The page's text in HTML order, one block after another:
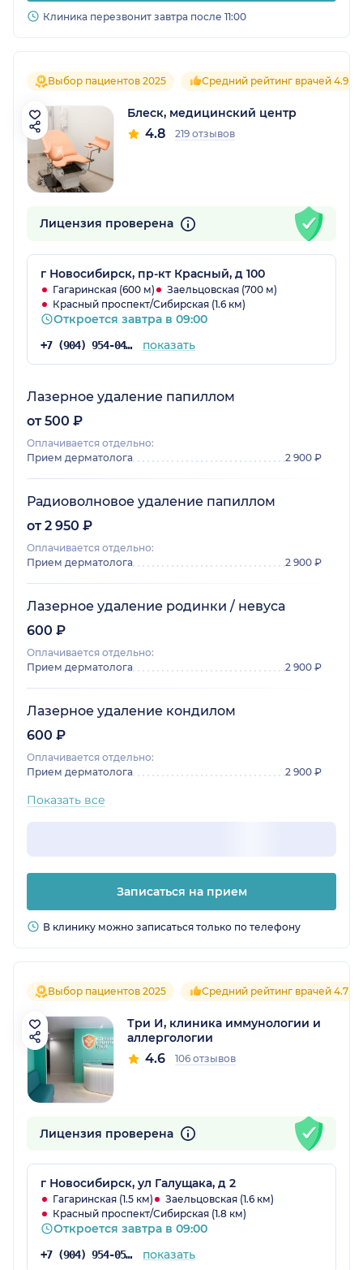
Клиника перезвонит завтра после 11:00
Выбор пациентов 2025 Средний рейтинг врачей 4.9
Блеск, медицинский центр
4.8 219 отзывов
Лицензия проверена
г Новосибирск, пр-кт Красный, д 100
Гагаринская (600 м)
Заельцовская (700 м)
Красный проспект/Сибирская (1.6 км)
Откроется завтра в 09:00
+7 (904) 954-04-97 показать
Лазерное удаление папиллом
от 500 ₽
Оплачивается отдельно:
Прием дерматолога
2 900 ₽
Радиоволновое удаление папиллом
от 2 950 ₽
Оплачивается отдельно:
Прием дерматолога
2 900 ₽
Лазерное удаление родинки / невуса
600 ₽
Оплачивается отдельно:
Прием дерматолога
2 900 ₽
Лазерное удаление кондилом
600 ₽
Оплачивается отдельно:
Прием дерматолога
2 900 ₽
Показать все
Записаться на прием
В клинику можно записаться только по телефону
Выбор пациентов 2025 Средний рейтинг врачей 4.7
Три И, клиника иммунологии и
аллергологии
4.6 106 отзывов
Лицензия проверена
г Новосибирск, ул Галущака, д 2
Гагаринская (1.5 км)
Заельцовская (1.6 км)
Красный проспект/Сибирская (1.8 км)
Откроется завтра в 09:00
+7 (904) 954-05-23 показать